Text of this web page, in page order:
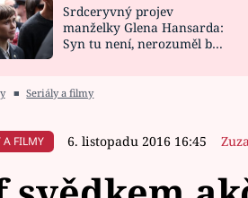
CELEBRITY
VAŘENÍ
Srdceryvný projev
manželky Glena Hansarda:
Syn tu není, nerozuměl by
■ Seriály a filmy
A FILMY 6. listopadu 2016 16:45